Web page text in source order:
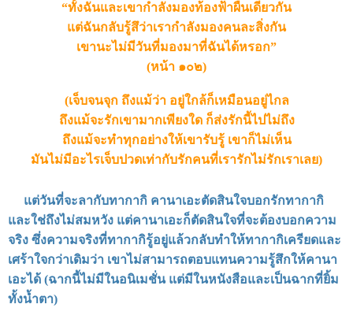
“ทั้งฉันและเขากำลังมองท้องฟ้าผืนเดียวกัน
แต่ฉันกลับรู้สึว่าเรากำลังมองคนละสิ่งกัน
เขานะไม่มีวันที่มองมาที่ฉันได้หรอก”
(หน้า ๑๐๒)
(เจ็บจนจุก ถึงแม้ว่า อยู่ใกล้ก็เหมือนอยู่ไกล
ถึงแม้จะรักเขามากเพียงใด ก็ส่งรักนี้ไปไม่ถึง
ถึงแม้จะทำทุกอย่างให้เขารับรู้ เขาก็ไม่เห็น
มันไม่มีอะไรเจ็บปวดเท่ากับรักคนที่เรารักไม่รักเราเลย)
แต่วันที่จะลากับทากากิ คานาเอะตัดสินใจบอกรักทากากิ
และใช่ถึงไม่สมหวัง แต่คานาเอะก็ตัดสินใจที่จะต้องบอกความ
จริง ซึ่งความจริงที่ทากากิรู้อยู่แล้วกลับทำให้ทากากิเครียดและ
เศร้าใจกว่าเดิมว่า เขาไม่สามารถตอบแทนความรู้สึกให้คานา
เอะได้ (ฉากนี้ไม่มีในอนิเมชั่น แต่มีในหนังสือและเป็นฉากที่ยิ้ม
ทั้งน้ำตา)